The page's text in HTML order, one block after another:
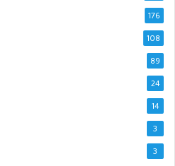
176
108
89
24
14
3
3